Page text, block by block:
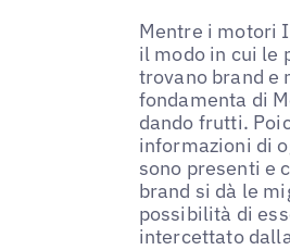
Mentre i motori
il modo in cui le
trovano brand e
fondamenta di
dando frutti.
informazioni di
sono presenti e
brand si dà le
possibilità di
intercettato